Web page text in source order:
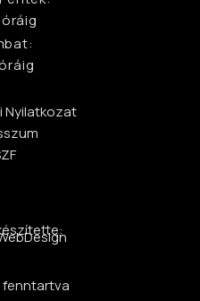
óráig
Nyilatkozat
fenntartva